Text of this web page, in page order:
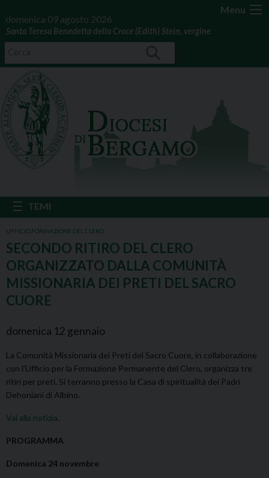
Menu
domenica 09 agosto 2026
Santa Teresa Benedetta della Croce (Edith) Stein, vergine
UFFICIO FORMAZIONE DEL CLERO
SECONDO RITIRO DEL CLERO
ORGANIZZATO DALLA COMUNITÀ
MISSIONARIA DEI PRETI DEL SACRO
CUORE
domenica 12 gennaio
La Comunità Missionaria dei Preti del Sacro Cuore, in collaborazione
con l’Ufficio per la Formazione Permanente del Clero, organizza tre
ritiri per preti. Si terranno presso la Casa di spiritualità dei Padri
Dehoniani di Albino.
Vai alla notizia.
PROGRAMMA
Domenica 24 novembre